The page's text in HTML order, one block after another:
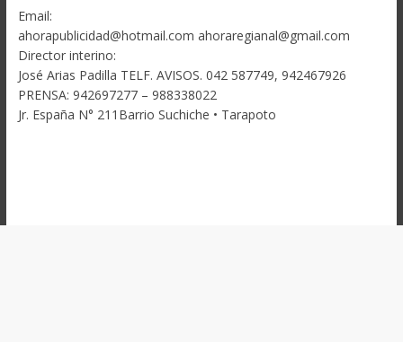
Email:
ahorapublicidad@hotmail.com ahoraregianal@gmail.com
Director interino:
José Arias Padilla TELF. AVISOS. 042 587749, 942467926
PRENSA: 942697277 – 988338022
Jr. España N° 211Barrio Suchiche • Tarapoto